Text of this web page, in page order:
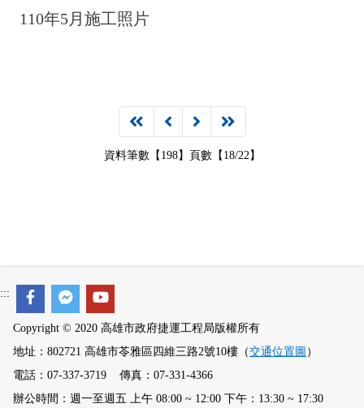
110年5月施工照片
資料筆數【198】頁數【18/22】
:::
Copyright © 2020 高雄市政府捷運工程局版權所有
地址：802721 高雄市苓雅區四維三路2號10樓（交通位置圖 ）
電話：07-337-3719 傳真：07-331-4366
辦公時間：週一至週五 上午 08:00 ~ 12:00 下午：13:30 ~ 17:30